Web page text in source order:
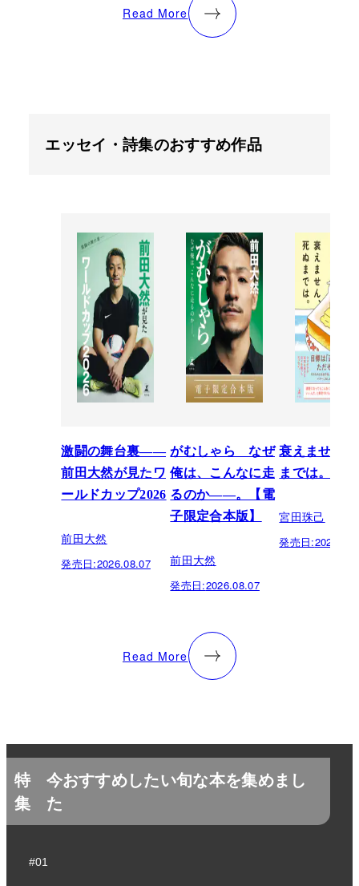
Read More
エッセイ・詩集のおすすめ作品
激闘の舞台裏――
前田大然が見たワ
ールドカップ2026
前田大然
発売日:2026.08.07
がむしゃら なぜ
俺は、こんなに走
るのか——。【電
子限定合本版】
前田大然
発売日:2026.08.07
衰えません
までは。
宮田珠己
発売日:
Read More
特
集
今おすすめしたい旬な本を集めまし
た
#01